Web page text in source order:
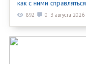
как с ними справляться
892 0 3 августа 2026